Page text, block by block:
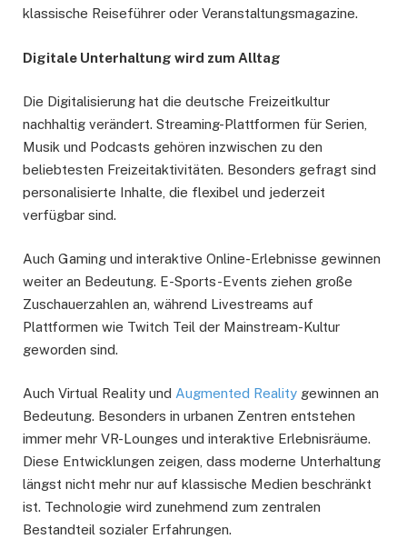
klassische Reiseführer oder Veranstaltungsmagazine.
Digitale Unterhaltung wird zum Alltag
Die Digitalisierung hat die deutsche Freizeitkultur
nachhaltig verändert. Streaming-Plattformen für Serien,
Musik und Podcasts gehören inzwischen zu den
beliebtesten Freizeitaktivitäten. Besonders gefragt sind
personalisierte Inhalte, die flexibel und jederzeit
verfügbar sind.
Auch Gaming und interaktive Online-Erlebnisse gewinnen
weiter an Bedeutung. E-Sports-Events ziehen große
Zuschauerzahlen an, während Livestreams auf
Plattformen wie Twitch Teil der Mainstream-Kultur
geworden sind.
Auch Virtual Reality und Augmented Reality gewinnen an
Bedeutung. Besonders in urbanen Zentren entstehen
immer mehr VR-Lounges und interaktive Erlebnisräume.
Diese Entwicklungen zeigen, dass moderne Unterhaltung
längst nicht mehr nur auf klassische Medien beschränkt
ist. Technologie wird zunehmend zum zentralen
Bestandteil sozialer Erfahrungen.